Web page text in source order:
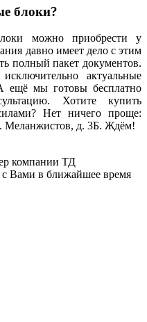
блоки?
можно приобрести у
давно имеет дело с этим
полный пакет документов.
актуальные
ещё мы готовы бесплатно
Хотите купить
Нет ничего проще:
Меланжистов, д. 3Б. Ждём!
компании ТД
Вами в ближайшее время